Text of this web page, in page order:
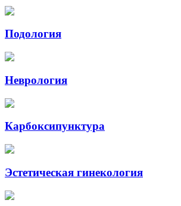
Подология
Неврология
Карбоксипунктура
Эстетическая гинекология